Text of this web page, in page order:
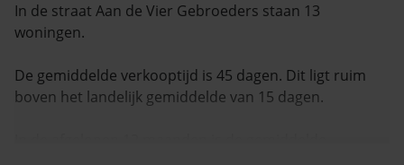
In de straat Aan de Vier Gebroeders staan 13
woningen.
De gemiddelde verkooptijd is 45 dagen. Dit ligt ruim
boven het landelijk gemiddelde van 15 dagen.